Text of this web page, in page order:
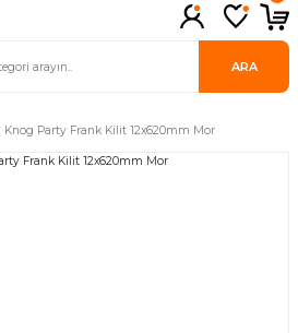
ARA
Knog Party Frank Kilit 12x620mm Mor